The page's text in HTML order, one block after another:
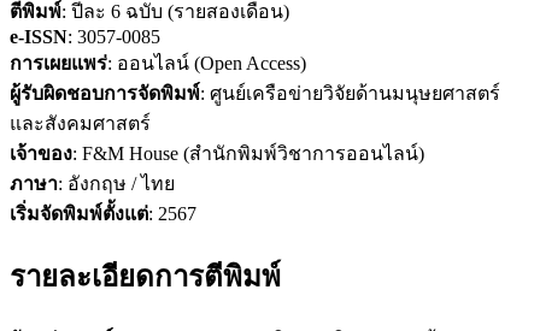
ตีพิมพ์: ปีละ 6 ฉบับ (รายสองเดือน)
e-ISSN: 3057-0085
การเผยแพร่: ออนไลน์ (Open Access)
ผู้รับผิดชอบการจัดพิมพ์: ศูนย์เครือข่ายวิจัยด้านมนุษยศาสตร์
และสังคมศาสตร์
เจ้าของ: F&M House (สำนักพิมพ์วิชาการออนไลน์)
ภาษา: อังกฤษ / ไทย
เริ่มจัดพิมพ์ตั้งแต่: 2567
รายละเอียดการตีพิมพ์